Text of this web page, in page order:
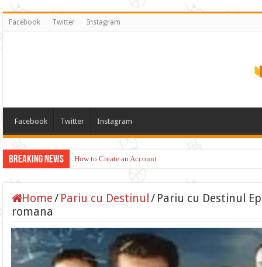
Facebook Twitter Instagram
Facebook Twitter Instagram
Breaking News How to Create an Account
Home/ Pariu cu Destinul / Pariu cu Destinul
romana